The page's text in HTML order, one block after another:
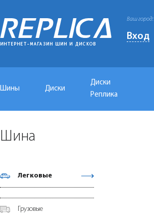
Ваш город:
Вход
Шины Диски
Диски
Реплика
Шина
Легковые
Грузовые